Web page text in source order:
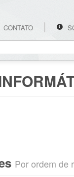
CONTATO
Por ordem de